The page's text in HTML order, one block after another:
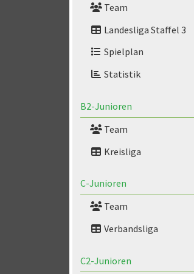
Team
Landesliga Staffel 3
Spielplan
Statistik
B2-Junioren
Team
Kreisliga
C-Junioren
Team
Verbandsliga
C2-Junioren